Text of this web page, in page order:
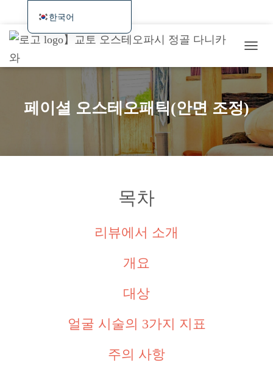
홈 최신 정보 및 예약 가능 여부와 웹 예약
증상별/사례 소개 요금・교통편・예약 해외 방문객을 위한
색
토
페이셜 오스테오패틱(안면 조정)
목차
리뷰에서 소개
개요
대상
얼굴 시술의 3가지 지표
주의 사항
한국어
日本語
Español
Português (AO90)